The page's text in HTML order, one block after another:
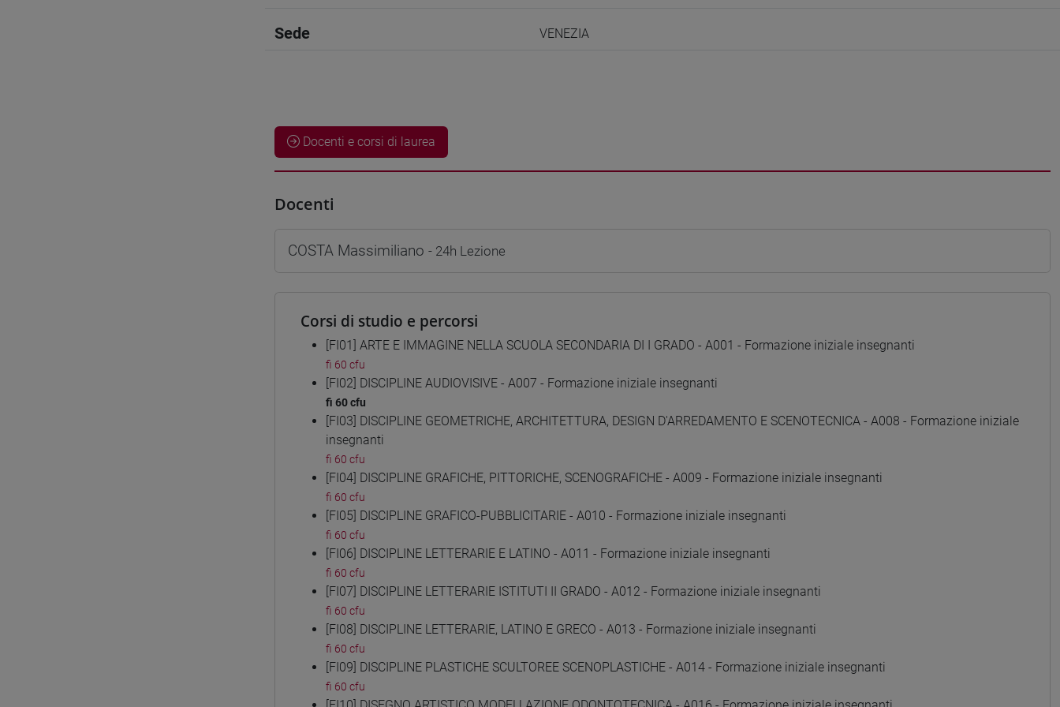
Sede VENEZIA
Docenti e corsi di laurea
Docenti
COSTA Massimiliano - 24h Lezione
Corsi di studio e percorsi
[FI01] ARTE E IMMAGINE NELLA SCUOLA SECONDARIA DI I GRADO - A001 - Formazione iniziale insegnanti
fi 60 cfu
[FI02] DISCIPLINE AUDIOVISIVE - A007 - Formazione iniziale insegnanti
fi 60 cfu
[FI03] DISCIPLINE GEOMETRICHE, ARCHITETTURA, DESIGN D'ARREDAMENTO E SCENOTECNICA - A008 - Formazione iniziale
insegnanti
fi 60 cfu
[FI04] DISCIPLINE GRAFICHE, PITTORICHE, SCENOGRAFICHE - A009 - Formazione iniziale insegnanti
fi 60 cfu
[FI05] DISCIPLINE GRAFICO-PUBBLICITARIE - A010 - Formazione iniziale insegnanti
fi 60 cfu
[FI06] DISCIPLINE LETTERARIE E LATINO - A011 - Formazione iniziale insegnanti
fi 60 cfu
[FI07] DISCIPLINE LETTERARIE ISTITUTI II GRADO - A012 - Formazione iniziale insegnanti
fi 60 cfu
[FI08] DISCIPLINE LETTERARIE, LATINO E GRECO - A013 - Formazione iniziale insegnanti
fi 60 cfu
[FI09] DISCIPLINE PLASTICHE SCULTOREE SCENOPLASTICHE - A014 - Formazione iniziale insegnanti
fi 60 cfu